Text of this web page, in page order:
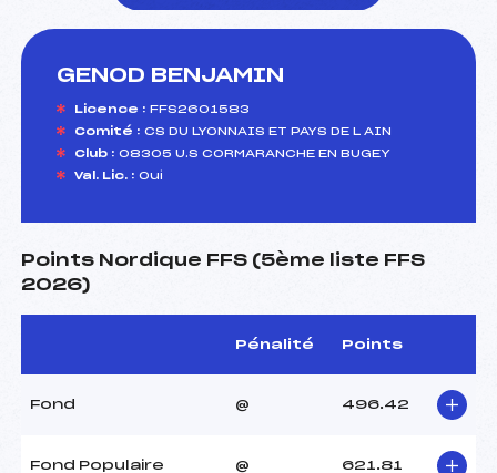
GENOD BENJAMIN
Licence : FFS2601583
Comité : CS DU LYONNAIS ET PAYS DE L AIN
Club : 08305 U.S CORMARANCHE EN BUGEY
Val. Lic. : Oui
Points Nordique FFS (5ème liste FFS
2026)
Pénalité Points
Fond @ 496.42
Fond Populaire @ 621.81